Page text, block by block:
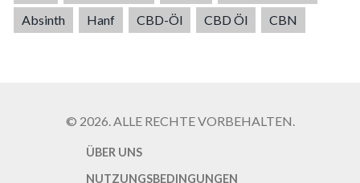
Absinth
Hanf CBD-Öl CBD Öl CBN
© 2026. ALLE RECHTE VORBEHALTEN.
ÜBER UNS
NUTZUNGSBEDINGUNGEN